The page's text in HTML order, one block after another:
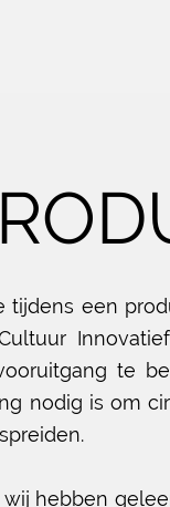
tijdens een
te
nodig is om
hebben